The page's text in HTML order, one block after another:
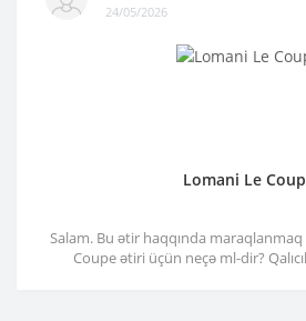
24/05/2026
Lomani Le
Salam. Bu ətir haqqında
Coupe ətiri üçün neçə ml-dir?